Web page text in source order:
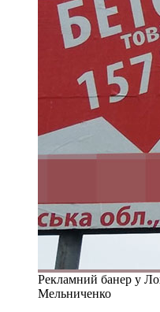
Рекламний банер у
Мельниченко